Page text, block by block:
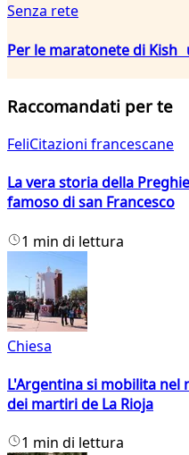
Senza rete
Per le maratonete di Kish
Raccomandati per te
FeliCitazioni francescane
La vera storia della
famoso di san Francesco
1 min di lettura
Chiesa
L'Argentina si mobilita nel
dei martiri de La Rioja
1 min di lettura